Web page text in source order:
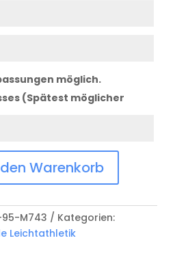
möglich.
(Spätest möglicher
Warenkorb
M743
Kategorien:
Leichtathletik